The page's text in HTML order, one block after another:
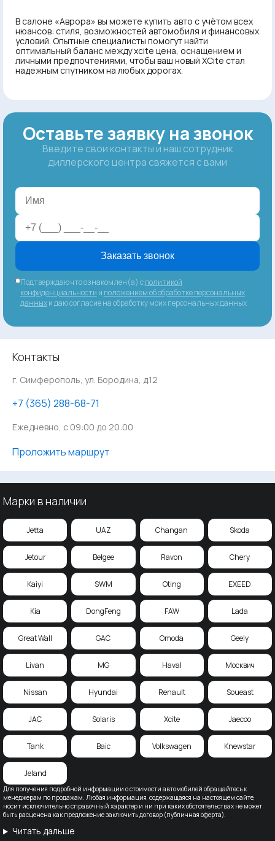
В салоне «Аврора» вы можете купить авто с учётом всех
нюансов: стиля, возможностей автомобиля и финансовых
условий. Опытные специалисты помогут найти
оптимальный баланс между xcite цена, оснащением и
личными предпочтениями, чтобы ваш новый XCite стал
надежным спутником на любых дорогах.
Оставьте заявку на звонок
Введите свои контакты и наш сотрудник
диллерского центра свяжется с вами
Заказать звонок
Подтверждаю что ознакомлен(а) сполитикой
конфиденциальности и положением об обработке персональных
данныхи даю согласие на обработку моих персональных данных
Контакты
г. Симферополь, ул. Бородина, д.12
‪+7 (365) 288-68-71
Ежедневно, с 09:00 до 20:00
Проложить маршрут
Для получения подробной информации о стоимости автомобилей обращайтесь к
менеджерам по продажам. Любая информация, содержащаяся на настоящем сайте,
носит исключительно справочный характер и ни при каких обстоятельствах не может
быть расценена как предложение заключить договор (публичная оферта).
Читать дальше
Марки в наличии
Jetta UAZ Changan Skoda
Jetour Belgee Ravon Chery
Kaiyi SWM Oting EXEED
Kia DongFeng FAW Lada
Great Wall GAC Omoda Geely
Livan MG Haval Москвич
Nissan Hyundai Renault Soueast
JAC Solaris Xcite Jaecoo
Tank Baic Volkswagen Knewstar
Jeland